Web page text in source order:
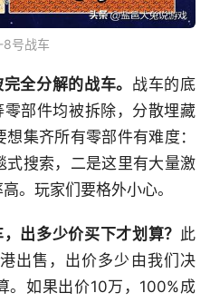
号战车
全分解的战车。 战车的底
部件均被拆除，分散埋藏
集齐所有零部件有难度：
搜索，二是这里有大量激
。玩家们要格外小心。
出多少价买下才划算？ 此
出售，出价多少由我们决
。如果出价10万，100%成